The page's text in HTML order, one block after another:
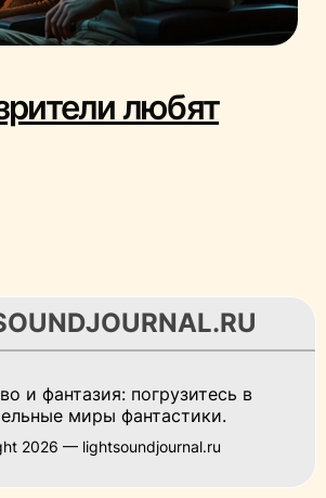
любят
и фантазия: погрузитесь в
миры фантастики.
2026 — lightsoundjournal.ru